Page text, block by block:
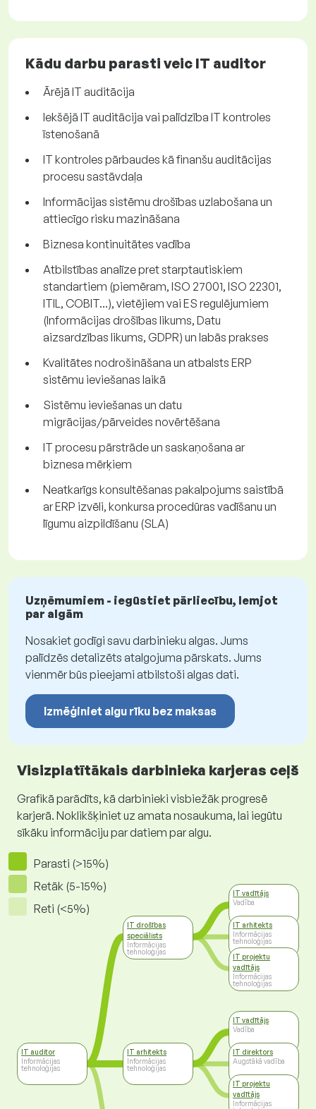
Kādu darbu parasti veic IT auditor
Ārējā IT auditācija
Iekšējā IT auditācija vai palīdzība IT kontroles
īstenošanā
IT kontroles pārbaudes kā finanšu auditācijas
procesu sastāvdaļa
Informācijas sistēmu drošības uzlabošana un
attiecīgo risku mazināšana
Biznesa kontinuitātes vadība
Atbilstības analīze pret starptautiskiem
standartiem (piemēram, ISO 27001, ISO 22301,
ITIL, COBIT...), vietējiem vai ES regulējumiem
(Informācijas drošības likums, Datu
aizsardzības likums, GDPR) un labās prakses
Kvalitātes nodrošināšana un atbalsts ERP
sistēmu ieviešanas laikā
Sistēmu ieviešanas un datu
migrācijas/pārveides novērtēšana
IT procesu pārstrāde un saskaņošana ar
biznesa mērķiem
Neatkarīgs konsultēšanas pakalpojums saistībā
ar ERP izvēli, konkursa procedūras vadīšanu un
līgumu aizpildīšanu (SLA)
Uzņēmumiem - iegūstiet pārliecību, lemjot
par algām
Nosakiet godīgi savu darbinieku algas. Jums
palīdzēs detalizēts atalgojuma pārskats. Jums
vienmēr būs pieejami atbilstoši algas dati.
Izmēģiniet algu rīku bez maksas
Visizplatītākais darbinieka karjeras ceļš
Grafikā parādīts, kā darbinieki visbiežāk progresē
karjerā. Noklikšķiniet uz amata nosaukuma, lai iegūtu
sīkāku informāciju par datiem par algu.
Parasti (>15%)
Retāk (5-15%)
Reti (<5%)
IT auditor
Informācijas
tehnoloģijas
IT drošības
speciālists
Informācijas
tehnoloģijas
IT arhitekts
Informācijas
tehnoloģijas
IT vadītājs
Vadība
IT arhitekts
Informācijas
tehnoloģijas
IT projektu
vadītājs
Informācijas
tehnoloģijas
IT vadītājs
Vadība
IT direktors
Augstākā vadība
IT projektu
vadītājs
Informācijas